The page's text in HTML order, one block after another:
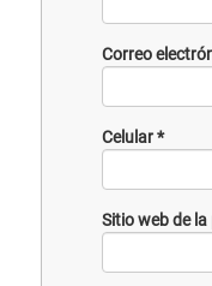
Correo
Celular*
Sitio web de